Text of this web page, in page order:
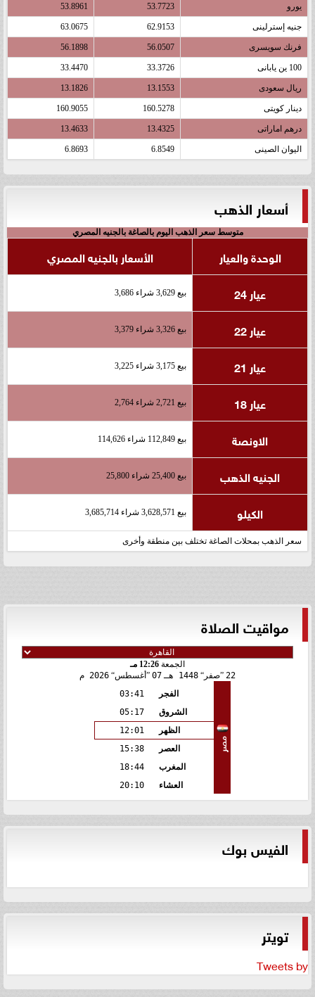
يورو 53.7723
53.8961
جنيه إسترلينى 62.9153
63.0675
فرنك سويسرى 56.0507
56.1898
100 ين يابانى 33.3726
33.4470
ريال سعودى 13.1553
13.1826
دينار كويتى 160.5278
160.9055
درهم اماراتى 13.4325
13.4633
اليوان الصينى 6.8549
6.8693
أسعار الذهب
متوسط سعر الذهب اليوم بالصاغة بالجنيه المصري
الوحدة والعيار
الأسعار بالجنيه المصري
عيار 24
بيع 3,629 شراء 3,686
عيار 22 بيع 3,326 شراء 3,379
عيار 21 بيع 3,175 شراء 3,225
عيار 18 بيع 2,721 شراء 2,764
الاونصة بيع 112,849 شراء 114,626
الجنيه الذهب بيع 25,400 شراء 25,800
الكيلو بيع 3,628,571 شراء 3,685,714
سعر الذهب بمحلات الصاغة تختلف بين منطقة وأخرى
مواقيت الصلاة
الجمعة 12:26 مـ
22
صفر 1448 هـ 07 أغسطس 2026 م
مصر
الفجر
03:41
الشروق
05:17
الظهر
12:01
العصر
15:38
المغرب
18:44
العشاء
20:10
الفيس بوك
تويتر
Tweets by